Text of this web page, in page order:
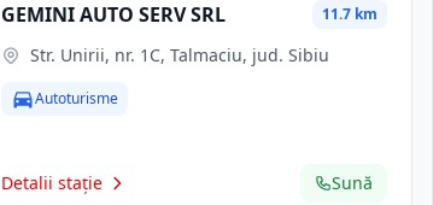
GEMINI AUTO SERV SRL 11.7 km
Str. Unirii, nr. 1C, Talmaciu, jud. Sibiu
Autoturisme
Detalii stație Sună